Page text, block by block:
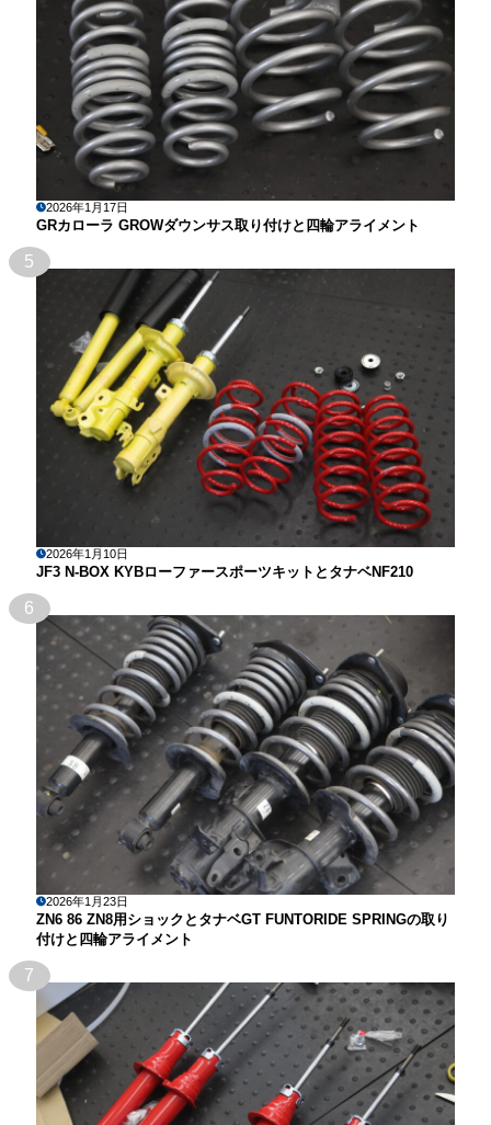
2026年1月17日
GRカローラ GROWダウンサス取り付けと四輪アライメント
5
2026年1月10日
JF3 N-BOX KYBローファースポーツキットとタナベNF210
6
2026年1月23日
ZN6 86 ZN8用ショックとタナベGT FUNTORIDE SPRINGの取り
付けと四輪アライメント
7